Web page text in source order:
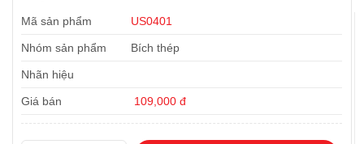
Mã sản phẩm US0401
Nhóm sản phẩm Bích thép
Nhãn hiệu
Giá bán 109,000 đ